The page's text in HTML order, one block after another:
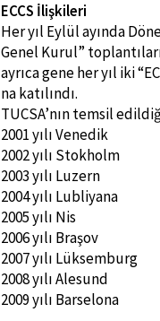
ECCS İlişkileri
Her yıl Eylül ayında
Genel Kurul”
ayrıca gene her yıl iki
na katılındı.
TUCSA’nın temsil
2001 yılı Venedik
2002 yılı Stokholm
2003 yılı Luzern
2004 yılı Lubliyana
2005 yılı Nis
2006 yılı Braşov
2007 yılı Lüksemburg
2008 yılı Alesund
2009 yılı Barselona